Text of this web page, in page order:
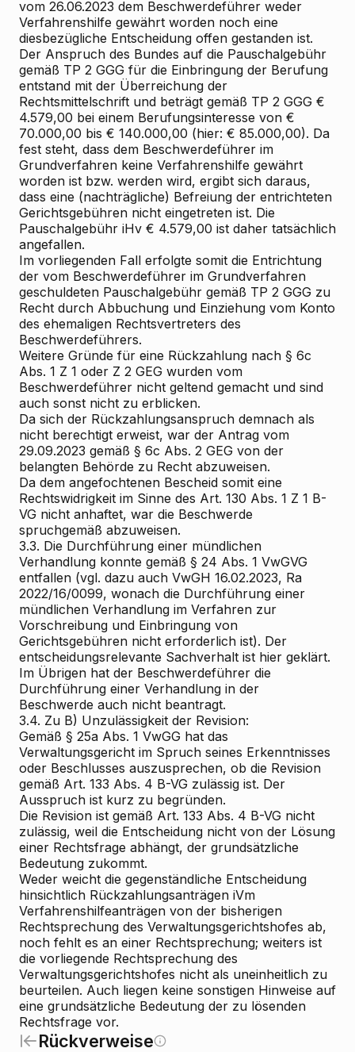
vom 26.06.2023 dem Beschwerdeführer weder
Verfahrenshilfe gewährt worden noch eine
diesbezügliche Entscheidung offen gestanden ist.
Der Anspruch des Bundes auf die Pauschalgebühr
gemäß TP 2 GGG für die Einbringung der Berufung
entstand mit der Überreichung der
Rechtsmittelschrift und beträgt gemäß TP 2 GGG €
4.579,00 bei einem Berufungsinteresse von €
70.000,00 bis € 140.000,00 (hier: € 85.000,00). Da
fest steht, dass dem Beschwerdeführer im
Grundverfahren keine Verfahrenshilfe gewährt
worden ist bzw. werden wird, ergibt sich daraus,
dass eine (nachträgliche) Befreiung der entrichteten
Gerichtsgebühren nicht eingetreten ist. Die
Pauschalgebühr iHv € 4.579,00 ist daher tatsächlich
angefallen.
Im vorliegenden Fall erfolgte somit die Entrichtung
der vom Beschwerdeführer im Grundverfahren
geschuldeten Pauschalgebühr gemäß TP 2 GGG zu
Recht durch Abbuchung und Einziehung vom Konto
des ehemaligen Rechtsvertreters des
Beschwerdeführers.
Weitere Gründe für eine Rückzahlung nach § 6c
Abs. 1 Z 1 oder Z 2 GEG wurden vom
Beschwerdeführer nicht geltend gemacht und sind
auch sonst nicht zu erblicken.
Da sich der Rückzahlungsanspruch demnach als
nicht berechtigt erweist, war der Antrag vom
29.09.2023 gemäß § 6c Abs. 2 GEG von der
belangten Behörde zu Recht abzuweisen.
Da dem angefochtenen Bescheid somit eine
Rechtswidrigkeit im Sinne des Art. 130 Abs. 1 Z 1 B-
VG nicht anhaftet, war die Beschwerde
spruchgemäß abzuweisen.
3.3. Die Durchführung einer mündlichen
Verhandlung konnte gemäß § 24 Abs. 1 VwGVG
entfallen (vgl. dazu auch VwGH 16.02.2023, Ra
2022/16/0099, wonach die Durchführung einer
mündlichen Verhandlung im Verfahren zur
Vorschreibung und Einbringung von
Gerichtsgebühren nicht erforderlich ist). Der
entscheidungsrelevante Sachverhalt ist hier geklärt.
Im Übrigen hat der Beschwerdeführer die
Durchführung einer Verhandlung in der
Beschwerde auch nicht beantragt.
3.4. Zu B) Unzulässigkeit der Revision:
Gemäß § 25a Abs. 1 VwGG hat das
Verwaltungsgericht im Spruch seines Erkenntnisses
oder Beschlusses auszusprechen, ob die Revision
gemäß Art. 133 Abs. 4 B-VG zulässig ist. Der
Ausspruch ist kurz zu begründen.
Die Revision ist gemäß Art. 133 Abs. 4 B-VG nicht
zulässig, weil die Entscheidung nicht von der Lösung
einer Rechtsfrage abhängt, der grundsätzliche
Bedeutung zukommt.
Weder weicht die gegenständliche Entscheidung
hinsichtlich Rückzahlungsanträgen iVm
Verfahrenshilfeanträgen von der bisherigen
Rechtsprechung des Verwaltungsgerichtshofes ab,
noch fehlt es an einer Rechtsprechung; weiters ist
die vorliegende Rechtsprechung des
Verwaltungsgerichtshofes nicht als uneinheitlich zu
beurteilen. Auch liegen keine sonstigen Hinweise auf
eine grundsätzliche Bedeutung der zu lösenden
Rechtsfrage vor.
Rückverweise